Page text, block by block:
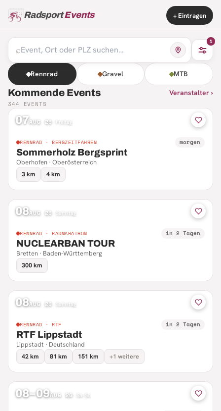
RadsportEvents + Eintragen
⌕
1
Rennrad Gravel MTB
Kommende Events Veranstalter ›
344 EVENTS
07AUG 26 Freitag
RENNRAD · BERGZEITFAHREN morgen
Sommerholz Bergsprint
Oberhofen · Oberösterreich
3 km
4 km
08AUG 26 Samstag
RENNRAD · RADMARATHON in 2 Tagen
NUCLEARBAN TOUR
Bretten · Baden-Württemberg
300 km
08AUG 26 Samstag
RENNRAD · RTF in 2 Tagen
RTF Lippstadt
Lippstadt · Deutschland
42 km
81 km 151 km +1 weitere
08–09AUG 26 Sa–So